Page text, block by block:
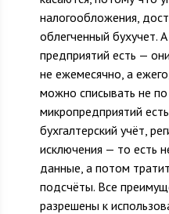
налогообложения,
облегченный бухучет.
предприятий есть —
не ежемесячно, а
можно списывать не
микропредприятий
бухгалтерский учёт,
исключения — то есть
данные, а потом
подсчёты. Все
разрешены к